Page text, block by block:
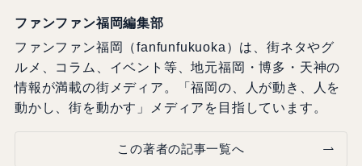
ファンファン福岡編集部
ファンファン福岡（fanfunfukuoka）は、街ネタやグ
ルメ、コラム、イベント等、地元福岡・博多・天神の
情報が満載の街メディア。「福岡の、人が動き、人を
動かし、街を動かす」メディアを目指しています。
この著者の記事一覧へ